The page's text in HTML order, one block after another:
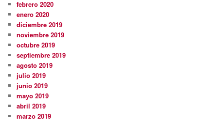
febrero 2020
enero 2020
diciembre 2019
noviembre 2019
octubre 2019
septiembre 2019
agosto 2019
julio 2019
junio 2019
mayo 2019
abril 2019
marzo 2019